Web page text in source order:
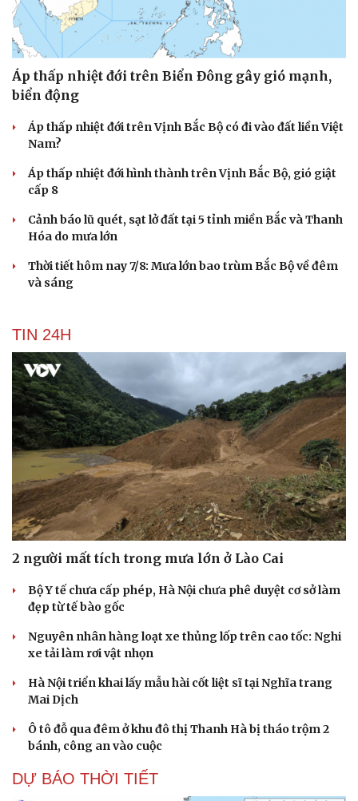
Áp thấp nhiệt đới trên Biển Đông gây gió mạnh,
biển động
Áp thấp nhiệt đới trên Vịnh Bắc Bộ có đi vào đất liền Việt
Nam?
Áp thấp nhiệt đới hình thành trên Vịnh Bắc Bộ, gió giật
cấp 8
Cảnh báo lũ quét, sạt lở đất tại 5 tỉnh miền Bắc và Thanh
Hóa do mưa lớn
Thời tiết hôm nay 7/8: Mưa lớn bao trùm Bắc Bộ về đêm
và sáng
TIN 24H
2 người mất tích trong mưa lớn ở Lào Cai
Bộ Y tế chưa cấp phép, Hà Nội chưa phê duyệt cơ sở làm
đẹp từ tế bào gốc
Nguyên nhân hàng loạt xe thủng lốp trên cao tốc: Nghi
xe tải làm rơi vật nhọn
Hà Nội triển khai lấy mẫu hài cốt liệt sĩ tại Nghĩa trang
Mai Dịch
Ô tô đỗ qua đêm ở khu đô thị Thanh Hà bị tháo trộm 2
bánh, công an vào cuộc
DỰ BÁO THỜI TIẾT